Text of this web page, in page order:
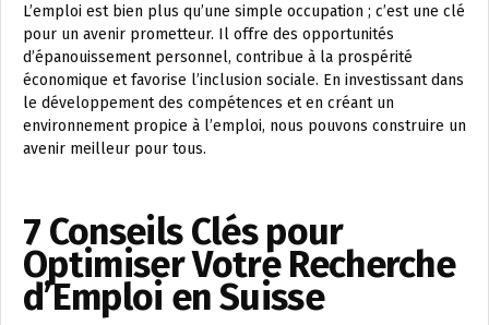
L’emploi est bien plus qu’une simple occupation ; c’est une clé
pour un avenir prometteur. Il offre des opportunités
d’épanouissement personnel, contribue à la prospérité
économique et favorise l’inclusion sociale. En investissant dans
le développement des compétences et en créant un
environnement propice à l’emploi, nous pouvons construire un
avenir meilleur pour tous.
7 Conseils Clés pour
Optimiser Votre Recherche
d’Emploi en Suisse